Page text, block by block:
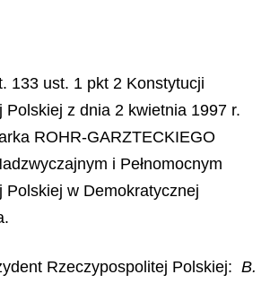
133 ust. 1 pkt 2 Konstytucji
Polskiej z dnia 2 kwietnia 1997 r.
ROHR-GARZTECKIEGO
i Pełnomocnym
Polskiej w Demokratycznej
Rzeczypospolitej Polskiej: B.